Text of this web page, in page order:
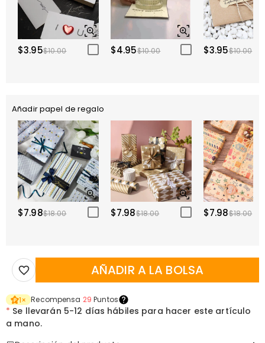
$3.95$10.00 $4.95$10.00 $3.95$10.00
Añadir papel de regalo
$7.98$18.00 $7.98$18.00 $7.98$18.00
AÑADIR A LA BOLSA
1× Recompensa 29 Puntos
* Se llevarán 5-12 días hábiles para hacer este artículo
a mano.